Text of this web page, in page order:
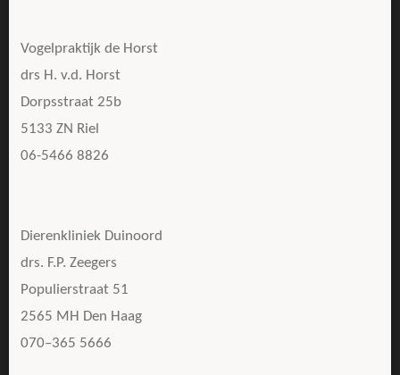
Vogelpraktijk de Horst
drs H. v.d. Horst
Dorpsstraat 25b
5133 ZN Riel
06-5466 8826
Dierenkliniek Duinoord
drs. F.P. Zeegers
Populierstraat 51
2565 MH Den Haag
070–365 5666